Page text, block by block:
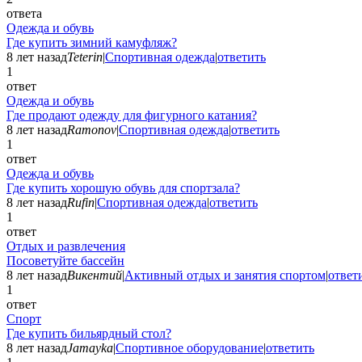
ответа
Одежда и обувь
Где купить зимний камуфляж?
8 лет назадTeterin|Спортивная одежда|ответить
1
ответ
Одежда и обувь
Где продают одежду для фигурного катания?
8 лет назадRamonov|Спортивная одежда|ответить
1
ответ
Одежда и обувь
Где купить хорошую обувь для спортзала?
8 лет назадRufin|Спортивная одежда|ответить
1
ответ
Отдых и развлечения
Посоветуйте бассейн
8 лет назадВикентий|Активный отдых и занятия спортом|
1
ответ
Спорт
Где купить бильярдный стол?
8 лет назадJamayka|Спортивное оборудование|ответить